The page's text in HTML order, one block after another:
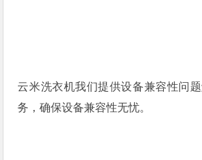
云米洗衣机我们提供设备兼容性问
务，确保设备兼容性无忧。